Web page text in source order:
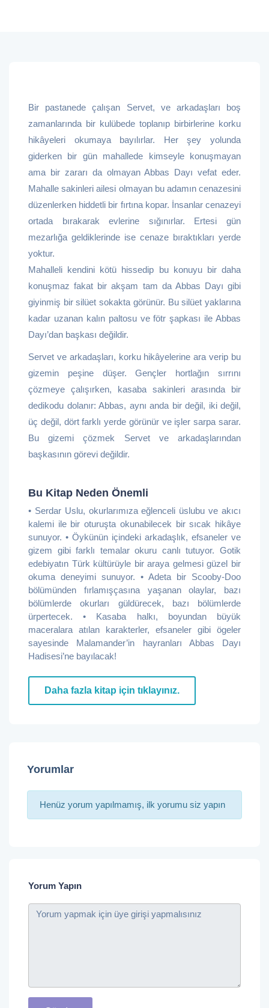
Bir pastanede çalışan Servet, ve arkadaşları boş
zamanlarında bir kulübede toplanıp birbirlerine korku
hikâyeleri okumaya bayılırlar. Her şey yolunda
giderken bir gün mahallede kimseyle konuşmayan
ama bir zararı da olmayan Abbas Dayı vefat eder.
Mahalle sakinleri ailesi olmayan bu adamın cenazesini
düzenlerken hiddetli bir fırtına kopar. İnsanlar cenazeyi
ortada bırakarak evlerine sığınırlar. Ertesi gün
mezarlığa geldiklerinde ise cenaze bıraktıkları yerde
yoktur.
Mahalleli kendini kötü hissedip bu konuyu bir daha
konuşmaz fakat bir akşam tam da Abbas Dayı gibi
giyinmiş bir silüet sokakta görünür. Bu silüet yaklarına
kadar uzanan kalın paltosu ve fötr şapkası ile Abbas
Dayı’dan başkası değildir.
Servet ve arkadaşları, korku hikâyelerine ara verip bu
gizemin peşine düşer. Gençler hortlağın sırrını
çözmeye çalışırken, kasaba sakinleri arasında bir
dedikodu dolanır: Abbas, aynı anda bir değil, iki değil,
üç değil, dört farklı yerde görünür ve işler sarpa sarar.
Bu gizemi çözmek Servet ve arkadaşlarından
başkasının görevi değildir.
Bu Kitap Neden Önemli
• Serdar Uslu, okurlarımıza eğlenceli üslubu ve akıcı
kalemi ile bir oturuşta okunabilecek bir sıcak hikâye
sunuyor. • Öykünün içindeki arkadaşlık, efsaneler ve
gizem gibi farklı temalar okuru canlı tutuyor. Gotik
edebiyatın Türk kültürüyle bir araya gelmesi güzel bir
okuma deneyimi sunuyor. • Adeta bir Scooby-Doo
bölümünden fırlamışçasına yaşanan olaylar, bazı
bölümlerde okurları güldürecek, bazı bölümlerde
ürpertecek. • Kasaba halkı, boyundan büyük
maceralara atılan karakterler, efsaneler gibi ögeler
sayesinde Malamander’in hayranları Abbas Dayı
Hadisesi’ne bayılacak!
Daha fazla kitap için tıklayınız.
Yorumlar
Henüz yorum yapılmamış, ilk yorumu siz yapın
Yorum Yapın